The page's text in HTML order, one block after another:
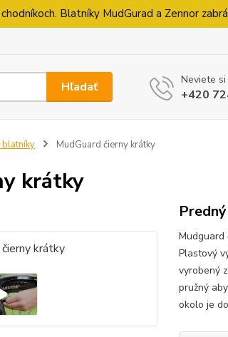
Blatníky MudGurad a Zennor
Hľadať Neviete
+420
MudGuard čierny krátky
krátky
Plastový
vyrobený
pružný
okolo je